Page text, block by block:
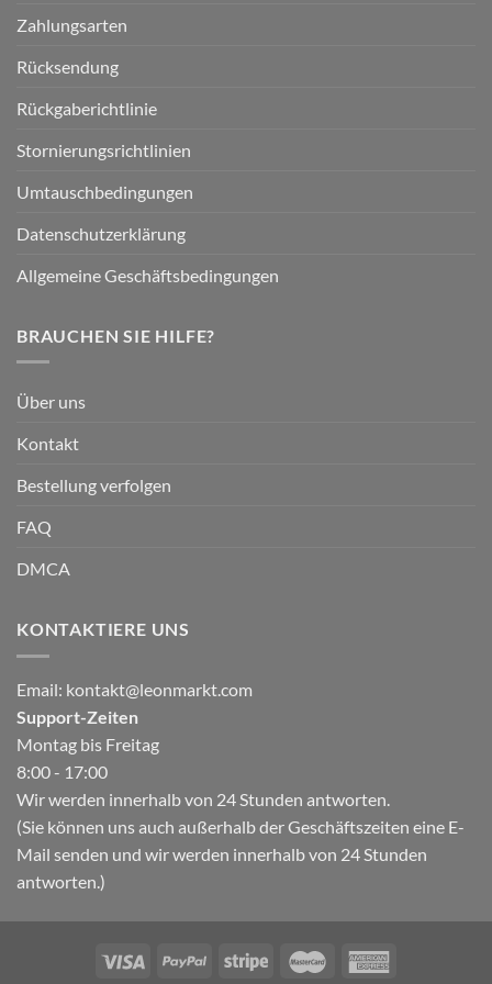
Zahlungsarten
Rücksendung
Rückgaberichtlinie
Stornierungsrichtlinien
Umtauschbedingungen
Datenschutzerklärung
Allgemeine Geschäftsbedingungen
BRAUCHEN SIE HILFE?
Über uns
Kontakt
Bestellung verfolgen
FAQ
DMCA
KONTAKTIERE UNS
Email: kontakt@leonmarkt.com
Support-Zeiten
Montag bis Freitag
8:00 - 17:00
Wir werden innerhalb von 24 Stunden antworten.
(Sie können uns auch außerhalb der Geschäftszeiten eine E-
Mail senden und wir werden innerhalb von 24 Stunden
antworten.)